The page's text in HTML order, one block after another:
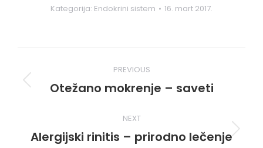
Kategorija: Endokrini sistem 16. mart 2017.
navigation
PREVIOUS
Previous
Otežano mokrenje – saveti
NEXT
Next
Alergijski rinitis – prirodno lečenje